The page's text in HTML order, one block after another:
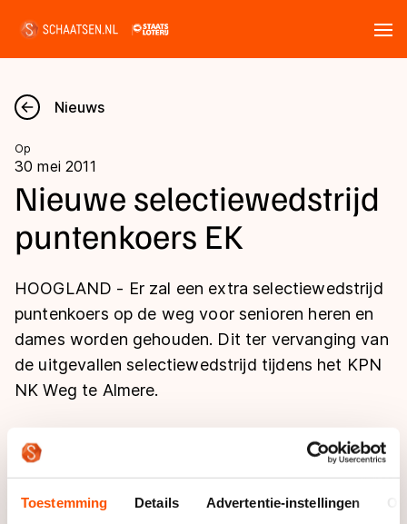
Toestemming Details Advertentie-instellingen
Nieuws
Kalender
Disciplines
Langebaan
Shorttrack
Inlineskaten
Schoonrijden
Uitslagen
Langebaan
Shorttrack
Marathon
Kunstschaatsen
Tijden & historie
Ranglijsten Langebaan
Historie & statistiek
Inschrijven wedstrijden
Schaatsfans
Alles voor jou als schaatsfan
Nieuws
Op
30 mei 2011
Nieuwe selectiewedstrijd
puntenkoers EK
HOOGLAND - Er zal een extra selectiewedstrijd
puntenkoers op de weg voor senioren heren en
dames worden gehouden. Dit ter vervanging van
de uitgevallen selectiewedstrijd tijdens het KPN
NK Weg te Almere.